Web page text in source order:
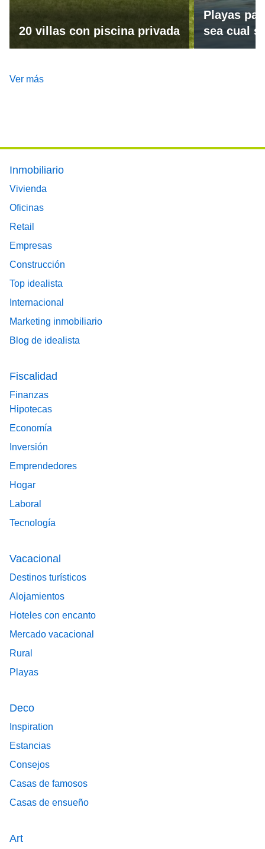
20 villas con piscina privada
Playas
sea cual
Ver más
Footer main menu
Inmobiliario
Vivienda
Oficinas
Retail
Empresas
Construcción
Top idealista
Internacional
Marketing inmobiliario
Blog de idealista
Fiscalidad
Finanzas
Hipotecas
Economía
Inversión
Emprendedores
Hogar
Laboral
Tecnología
Vacacional
Destinos turísticos
Alojamientos
Hoteles con encanto
Mercado vacacional
Rural
Playas
Deco
Inspiration
Estancias
Consejos
Casas de famosos
Casas de ensueño
Art